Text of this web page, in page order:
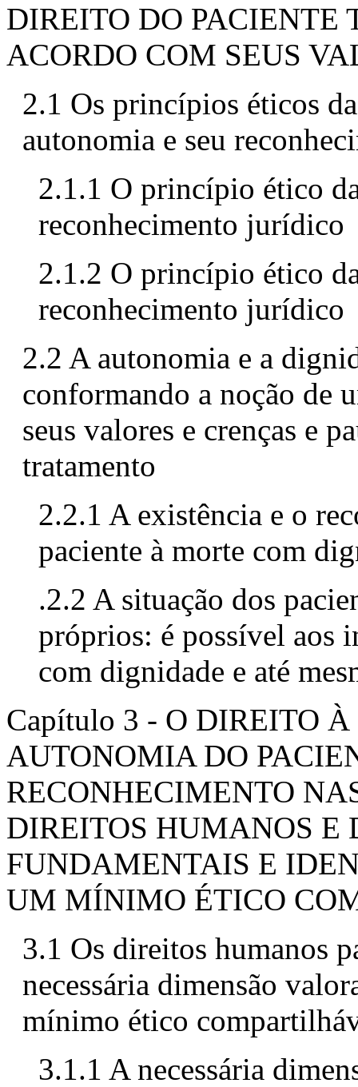
DIREITO DO
ACORDO COM SEUS
2.1 Os princípios éticos
autonomia e seu
2.1.1 O princípio ético
reconhecimento jurídico
2.1.2 O princípio ético
reconhecimento jurídico
2.2 A autonomia e a
conformando a noção de
seus valores e crenças e
tratamento
2.2.1 A existência e o
paciente à morte com
.2.2 A situação dos
próprios: é possível aos
com dignidade e até
Capítulo 3 - O DIREITO
AUTONOMIA DO
RECONHECIMENTO
DIREITOS HUMANOS E
FUNDAMENTAIS E
UM MÍNIMO ÉTICO
3.1 Os direitos humanos
necessária dimensão
mínimo ético
3.1.1 A necessária